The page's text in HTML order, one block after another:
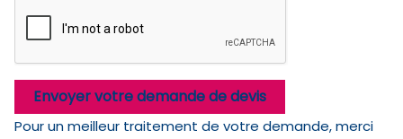
Envoyer votre demande de devis
Pour un meilleur traitement de votre demande, merci